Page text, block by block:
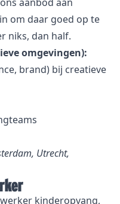
om daar goed op te
niks, dan half.
omgevingen):
brand) bij creatieve
Utrecht,
kinderopvang,